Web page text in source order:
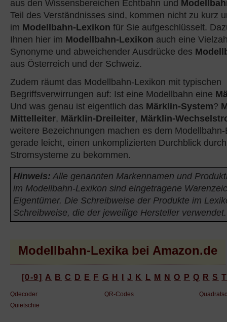
aus den Wissensbereichen Echtbahn und
Teil des Verständnisses sind, kommen nicht zu kurz
im Modellbahn-Lexikon für Sie aufgeschlüsselt.
Ihnen hier im Modellbahn-Lexikon auch eine
Synonyme und abweichender Ausdrücke des
aus Österreich und der Schweiz.
Zudem räumt das Modellbahn-Lexikon mit typischen
Begriffsverwirrungen auf: Ist eine Modellbahn eine
Und was genau ist eigentlich das Märklin-System?
Mittelleiter, Märklin-Dreileiter, Märklin-
weitere Bezeichnungen machen es dem
gerade leicht, einen unkomplizierten Durchblick
Stromsysteme zu bekommen.
Hinweis: Alle genannten Markennamen und
im Modellbahn-Lexikon sind eingetragene
Eigentümer. Die Schreibweise der Produkte im
Schreibweise, die der jeweilige Hersteller verwendet.
Modellbahn-Lexika bei Amazon.de
[0-9] A B C D E F G H J K L M N O P Q R S
Qdecoder QR-Codes
Quietschie